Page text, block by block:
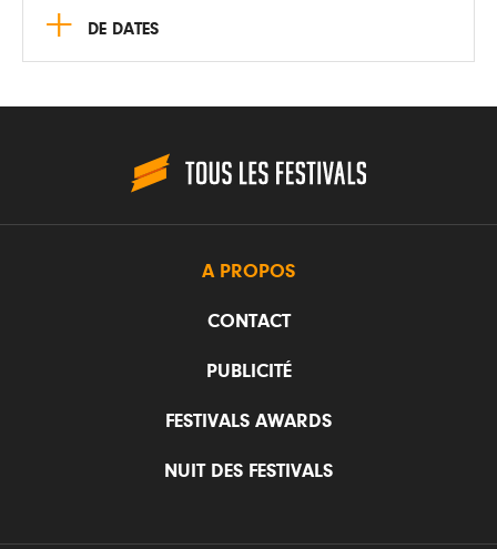
+ DE DATES
A PROPOS
CONTACT
PUBLICITÉ
FESTIVALS AWARDS
NUIT DES FESTIVALS